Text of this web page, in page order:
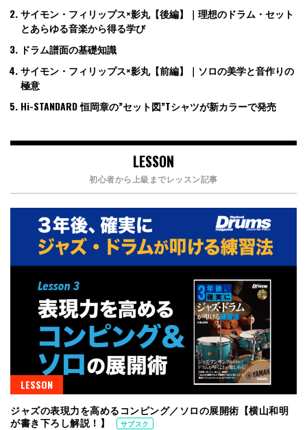
サイモン・フィリップス×影丸【後編】｜理想のドラム・セット
とあらゆる音楽から得る学び
ドラム譜面の基礎知識
サイモン・フィリップス×影丸【前編】｜ソロの美学と音作りの
極意
Hi-STANDARD 恒岡章の”セット図”Tシャツが新カラーで発売
LESSON
初心者から上級までレッスン記事
LESSON
ジャズの表現力を高めるコンピング／ソロの展開術【横山和明
が書き下ろし解説！】
サブスク